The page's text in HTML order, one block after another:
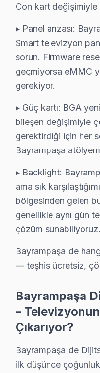
Saha gözlemlerimiz
Bayrampaşa'deki
Bayrampaşa'de son
— %77 aynı gün teslim
— %8 parça tedarik
Dijitsu konusundaki
Bayrampaşa'de
Bayrampaşa
Dijitsu panel arıza
Uzmanlardan
Hafta sonu Dijitsu
Hafta içi ve hafta
Bayrampaşa
Dijitsu panel değişimi
Dijitsu TV
Con kart değişimiyle
▸ Panel arızası:
Smart televizyon
sorun. Firmware
geçmiyorsa eMMC
gerekiyor.
▸ Güç kartı: BGA
bileşen değişimiyle
gerektirdiği için her
Bayrampaşa
▸ Backlight:
ama sık
bölgesinden gelen
genellikle aynı gün
çözüm sunabiliyoruz.
Bayrampaşa'de
— teşhis ücretsiz,
Bayrampaşa
–
Çıkarıyor?
Bayrampaşa'de
ilk düşünce